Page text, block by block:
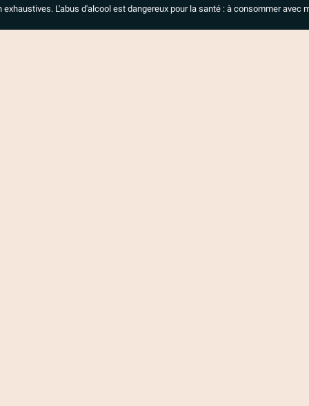
exhaustives. L'abus d'alcool est dangereux pour la santé : à consommer avec